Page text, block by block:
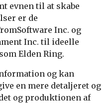
evnen til at skabe
er de
Inc. og
Inc. til ideelle
Elden Ring.
og kan
en mere detaljeret og
og produktionen af